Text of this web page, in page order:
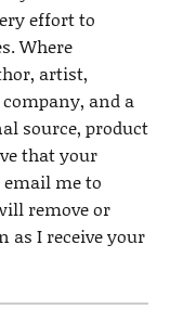
effort to
Where
artist,
and a
source, product
that your
me to
remove or
as I receive your